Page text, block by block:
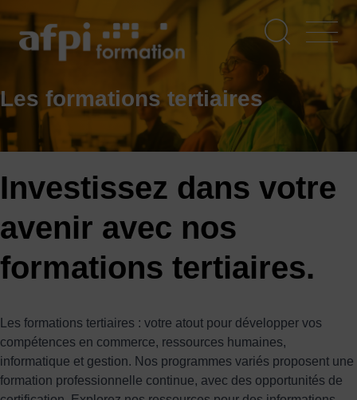
contenu
Les formations tertiaires
Investissez dans votre
avenir avec nos
formations tertiaires.
Les formations tertiaires : votre atout pour développer vos
compétences en commerce, ressources humaines,
informatique et gestion. Nos programmes variés proposent une
formation professionnelle continue, avec des opportunités de